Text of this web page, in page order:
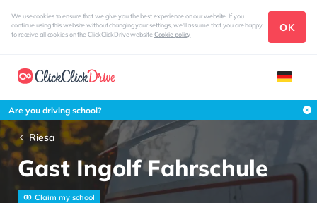
We use cookies to ensure that we give you the best experience on our website. If you
continue using this website without changing your settings, we'll assume that you are happy
to receive all cookies on the ClickClickDrive websiteCookie policy
OK
Are you driving school?
Riesa
Gast Ingolf Fahrschule
Claim my school